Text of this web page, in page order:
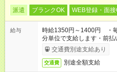
派遣 ブランクOK WEB登録・面
給与
時給1350円～1400円 ・
分単位で支給します・前払
交通費別途支給あり
交通費 別途全額支給